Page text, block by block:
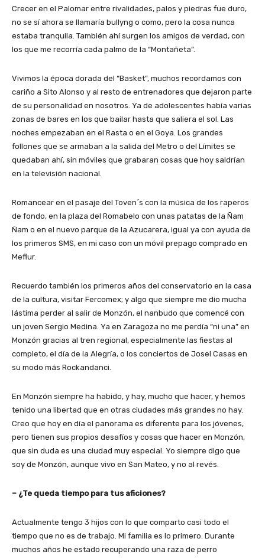
Crecer en el Palomar entre rivalidades, palos y piedras fue duro,
no se sí ahora se llamaría bullyng o como, pero la cosa nunca
estaba tranquila. También ahí surgen los amigos de verdad, con
los que me recorría cada palmo de la “Montañeta”.
Vivimos la época dorada del “Basket”, muchos recordamos con
cariño a Sito Alonso y al resto de entrenadores que dejaron parte
de su personalidad en nosotros. Ya de adolescentes había varias
zonas de bares en los que bailar hasta que saliera el sol. Las
noches empezaban en el Rasta o en el Goya. Los grandes
follones que se armaban a la salida del Metro o del Límites se
quedaban ahí, sin móviles que grabaran cosas que hoy saldrían
en la televisión nacional.
Romancear en el pasaje del Toven´s con la música de los raperos
de fondo, en la plaza del Romabelo con unas patatas de la Ñam
Ñam o en el nuevo parque de la Azucarera, igual ya con ayuda de
los primeros SMS, en mi caso con un móvil prepago comprado en
Meflur.
Recuerdo también los primeros años del conservatorio en la casa
de la cultura, visitar Fercomex; y algo que siempre me dio mucha
lástima perder al salir de Monzón, el nanbudo que comencé con
un joven Sergio Medina. Ya en Zaragoza no me perdía “ni una” en
Monzón gracias al tren regional, especialmente las fiestas al
completo, el día de la Alegría, o los conciertos de Josel Casas en
su modo más Rockandanci.
En Monzón siempre ha habido, y hay, mucho que hacer, y hemos
tenido una libertad que en otras ciudades más grandes no hay.
Creo que hoy en día el panorama es diferente para los jóvenes,
pero tienen sus propios desafíos y cosas que hacer en Monzón,
que sin duda es una ciudad muy especial. Yo siempre digo que
soy de Monzón, aunque vivo en San Mateo, y no al revés.
– ¿Te queda tiempo para tus aficiones?
Actualmente tengo 3 hijos con lo que comparto casi todo el
tiempo que no es de trabajo. Mi familia es lo primero. Durante
muchos años he estado recuperando una raza de perro